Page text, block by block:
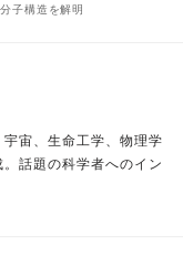
子構造を解明
宙、生命工学、物理学
話題の科学者へのイン